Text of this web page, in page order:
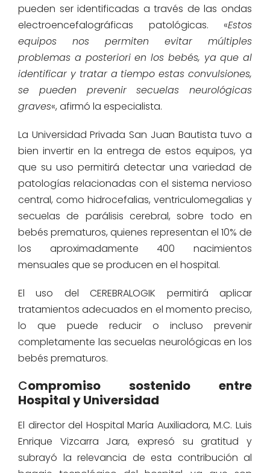
pueden ser identificadas a través de las ondas
electroencefalográficas patológicas. «Estos
equipos nos permiten evitar múltiples
problemas a posteriori en los bebés, ya que al
identificar y tratar a tiempo estas convulsiones,
se pueden prevenir secuelas neurológicas
graves«, afirmó la especialista.
La Universidad Privada San Juan Bautista tuvo a
bien invertir en la entrega de estos equipos, ya
que su uso permitirá detectar una variedad de
patologías relacionadas con el sistema nervioso
central, como hidrocefalias, ventriculomegalias y
secuelas de parálisis cerebral, sobre todo en
bebés prematuros, quienes representan el 10% de
los aproximadamente 400 nacimientos
mensuales que se producen en el hospital.
El uso del CEREBRALOGIK permitirá aplicar
tratamientos adecuados en el momento preciso,
lo que puede reducir o incluso prevenir
completamente las secuelas neurológicas en los
bebés prematuros.
Compromiso sostenido entre
Hospital y Universidad
El director del Hospital María Auxiliadora, M.C. Luis
Enrique Vizcarra Jara, expresó su gratitud y
subrayó la relevancia de esta contribución al